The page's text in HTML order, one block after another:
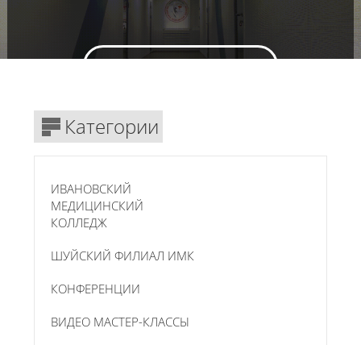
Блоки
Категории
ИВАНОВСКИЙ
МЕДИЦИНСКИЙ
КОЛЛЕДЖ
ШУЙСКИЙ ФИЛИАЛ ИМК
КОНФЕРЕНЦИИ
ВИДЕО МАСТЕР-КЛАССЫ